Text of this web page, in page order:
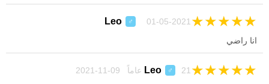
Leo ♂ 01-05-2021 ★
★
★
★
★
انا راضي
Leo ♂ 21 عاماً 09-11-2021 ★
★
★
★
★